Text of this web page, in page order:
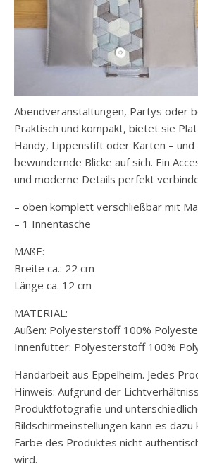
Abendveranstaltungen, Partys oder
Praktisch und kompakt, bietet sie
Handy, Lippenstift oder Karten –
bewundernde Blicke auf sich. Ein
und moderne Details perfekt
– oben komplett verschließbar mit
– 1 Innentasche
MAßE:
Breite ca.: 22 cm
Länge ca. 12 cm
MATERIAL:
Außen: Polyesterstoff 100%
Innenfutter: Polyesterstoff 100%
Handarbeit aus Eppelheim. Jedes
Hinweis: Aufgrund der
Produktfotografie und
Bildschirmeinstellungen kann es dazu
Farbe des Produktes nicht
wird.